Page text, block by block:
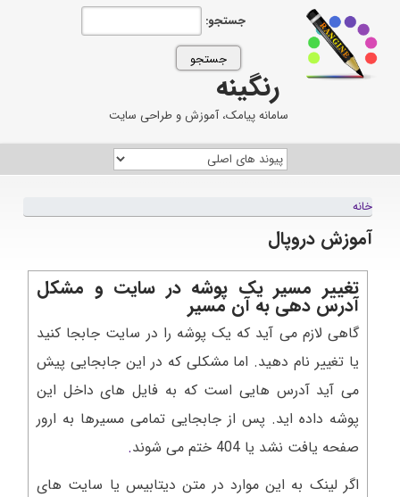
جستجو:
رنگینه
سامانه پیامک، آموزش و طراحی سایت
خانه
آموزش دروپال
تغییر مسیر یک پوشه در سایت و مشکل
آدرس دهی به آن مسیر
گاهی لازم می آید که یک پوشه را در سایت جابجا کنید
یا تغییر نام دهید. اما مشکلی که در این جابجایی پیش
می آید آدرس هایی است که به فایل های داخل این
پوشه داده اید. پس از جابجایی تمامی مسیرها به ارور
صفحه یافت نشد یا 404 ختم می شوند
.
اگر لینک به این موارد در متن دیتابیس یا سایت های